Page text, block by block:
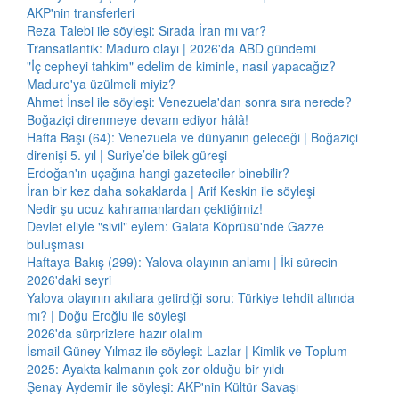
AKP'nin transferleri
Reza Talebi ile söyleşi: Sırada İran mı var?
Transatlantik: Maduro olayı | 2026'da ABD gündemi
"İç cepheyi tahkim" edelim de kiminle, nasıl yapacağız?
Maduro'ya üzülmeli miyiz?
Ahmet İnsel ile söyleşi: Venezuela'dan sonra sıra nerede?
Boğaziçi direnmeye devam ediyor hâlâ!
Hafta Başı (64): Venezuela ve dünyanın geleceği | Boğaziçi
direnişi 5. yıl | Suriye’de bilek güreşi
Erdoğan'ın uçağına hangi gazeteciler binebilir?
İran bir kez daha sokaklarda | Arif Keskin ile söyleşi
Nedir şu ucuz kahramanlardan çektiğimiz!
Devlet eliyle "sivil" eylem: Galata Köprüsü'nde Gazze
buluşması
Haftaya Bakış (299): Yalova olayının anlamı | İki sürecin
2026'daki seyri
Yalova olayının akıllara getirdiği soru: Türkiye tehdit altında
mı? | Doğu Eroğlu ile söyleşi
2026'da sürprizlere hazır olalım
İsmail Güney Yılmaz ile söyleşi: Lazlar | Kimlik ve Toplum
2025: Ayakta kalmanın çok zor olduğu bir yıldı
Şenay Aydemir ile söyleşi: AKP'nin Kültür Savaşı